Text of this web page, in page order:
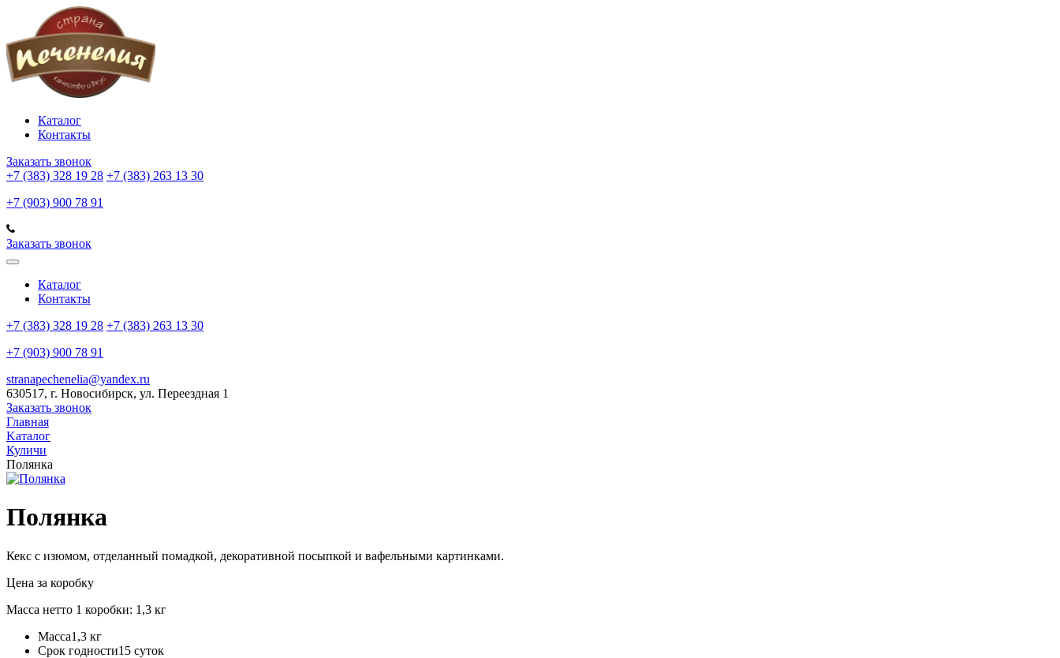
Каталог
Контакты
Заказать звонок
+7 (383) 328 19 28 +7 (383) 263 13 30
+7 (903) 900 78 91
Заказать звонок
Каталог
Контакты
+7 (383) 328 19 28 +7 (383) 263 13 30
+7 (903) 900 78 91
stranapechenelia@yandex.ru
630517, г. Новосибирск, ул. Переездная 1
Заказать звонок
Главная
Kаталог
Куличи
Полянка
Полянка
Кекс с изюмом, отделанный помадкой, декоративной посыпкой и вафельными картинками.
Цена за коробку
Масса нетто 1 коробки: 1,3 кг
Масса1,3 кг
Срок годности15 суток